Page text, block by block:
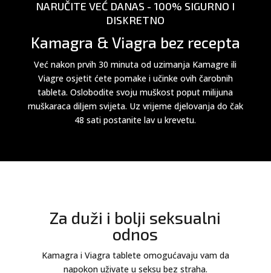
NARUČITE VEĆ DANAS - 100% SIGURNO I
DISKRETNO
Kamagra & Viagra bez recepta
Već nakon prvih 30 minuta od uzimanja Kamagre ili
Viagre osjetit ćete pomake i učinke ovih čarobnih
tableta. Oslobodite svoju muškost poput milijuna
muškaraca diljem svijeta. Uz vrijeme djelovanja do čak
48 sati postanite lav u krevetu.
Za duži i bolji seksualni
odnos
Kamagra i Viagra tablete omogućavaju vam da
napokon uživate u seksu bez straha.